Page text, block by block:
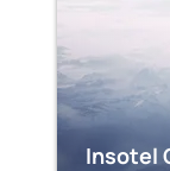
Insotel